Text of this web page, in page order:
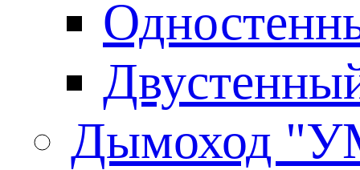
Дымоход